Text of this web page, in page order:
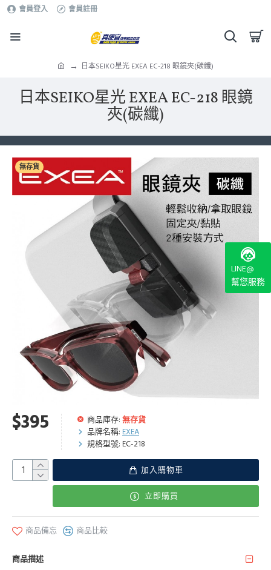
會員登入 會員註冊
日本SEIKO星光 EXEA EC-218 眼鏡夾(碳纖)
日本SEIKO星光 EXEA EC-218 眼鏡
夾(碳纖)
無存貨
$395 商品庫存: 無存貨
品牌名稱: EXEA
規格型號: EC-218
加入購物車
立即購買
商品備忘 商品比較
商品描述
LINE@
幫您服務